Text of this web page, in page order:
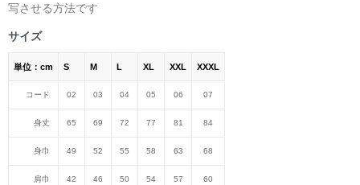
写させる方法です
サイズ
単位：cm S M L XL XXL XXXL
コード 02 03 04 05 06 07
身丈 65 69 72 77 81 84
身巾 49 52 55 58 63 68
肩巾 42 46 50 54 57 60